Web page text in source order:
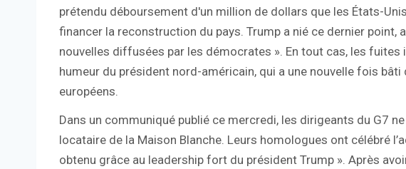
prétendu déboursement d'un million de dollars que les États-
financer la reconstruction du pays. Trump a nié ce dernier point,
nouvelles diffusées par les démocrates ». En tout cas, les fuites
humeur du président nord-américain, qui a une nouvelle fois
européens.
Dans un communiqué publié ce mercredi, les dirigeants du G7
locataire de la Maison Blanche. Leurs homologues ont célébré
obtenu grâce au leadership fort du président Trump ». Après